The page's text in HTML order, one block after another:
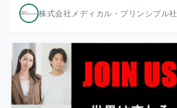
株式会社メディカル・プリンシプル社